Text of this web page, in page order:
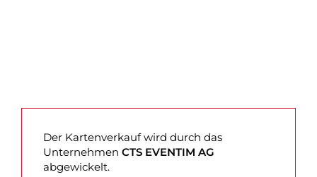
Der Kartenverkauf wird durch das
Unternehmen CTS EVENTIM AG
abgewickelt.